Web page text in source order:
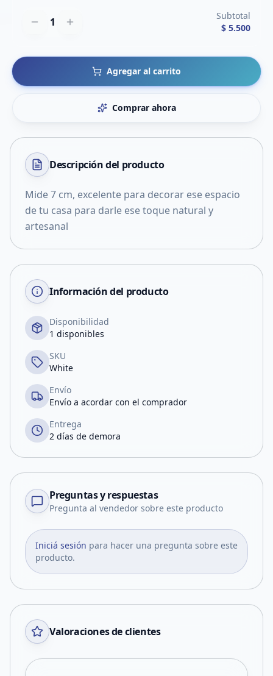
1
Subtotal
$ 5.500
Agregar al carrito
Comprar ahora
Descripción del producto
Mide 7 cm, excelente para decorar ese espacio
de tu casa para darle ese toque natural y
artesanal
Información del producto
Disponibilidad
1 disponibles
SKU
White
Envío
Envío a acordar con el comprador
Entrega
2 días de demora
Preguntas y respuestas
Pregunta al vendedor sobre este producto
Iniciá sesión para hacer una pregunta sobre este
producto.
Valoraciones de clientes